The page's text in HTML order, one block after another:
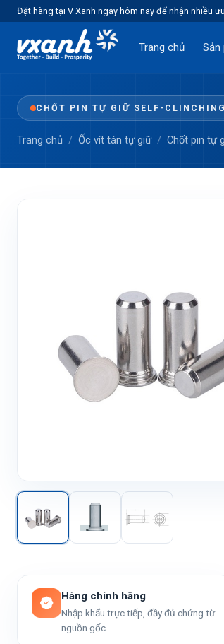
Đặt hàng tại V Xanh ngay hôm nay để nhận nhiều
Trang chủ Sản
CHỐT PIN TỰ GIỮ SELF-
Trang chủ Ốc vít tán tự giữ Chốt pin tự
Hàng chính hãng
Nhập khẩu trực tiếp, đầy đủ chứng từ
nguồn gốc.